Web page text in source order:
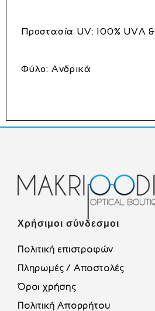
Προστασία UV: 100% UVA &
Φύλο: Ανδρικά
Χρήσιμοι σύνδεσμοι
Πολιτική επιστροφών
Πληρωμές / Αποστολές
Όροι χρήσης
Πολιτική Απορρήτου